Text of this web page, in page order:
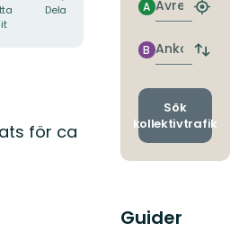
Dela
för ca
Avresa
A
Hitta
Ankomst
B
Byt
och
Sök
kollektivtrafik
Guider